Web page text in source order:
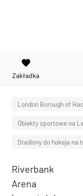
favorite
Zakładka
London Borough of
Obiekty sportowe na
Stadiony do hokeja na
Riverbank
Arena